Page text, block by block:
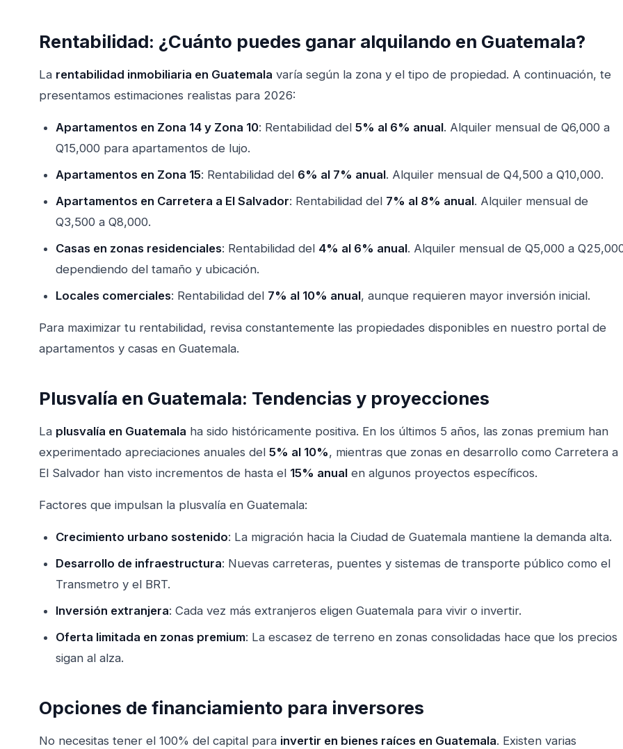
Rentabilidad: ¿Cuánto puedes ganar alquilando en Guatemala?
La rentabilidad inmobiliaria en Guatemala varía según la zona y el tipo de propiedad. A continuación, te
presentamos estimaciones realistas para 2026:
Apartamentos en Zona 14 y Zona 10: Rentabilidad del 5% al 6% anual. Alquiler mensual de Q6,000 a
Q15,000 para apartamentos de lujo.
Apartamentos en Zona 15: Rentabilidad del 6% al 7% anual. Alquiler mensual de Q4,500 a Q10,000.
Apartamentos en Carretera a El Salvador: Rentabilidad del 7% al 8% anual. Alquiler mensual de
Q3,500 a Q8,000.
Casas en zonas residenciales: Rentabilidad del 4% al 6% anual. Alquiler mensual de Q5,000 a
dependiendo del tamaño y ubicación.
Locales comerciales: Rentabilidad del 7% al 10% anual, aunque requieren mayor inversión inicial.
Para maximizar tu rentabilidad, revisa constantemente las propiedades disponibles en nuestro portal de
apartamentos y casas en Guatemala.
Plusvalía en Guatemala: Tendencias y proyecciones
La plusvalía en Guatemala ha sido históricamente positiva. En los últimos 5 años, las zonas premium han
experimentado apreciaciones anuales del 5% al 10%, mientras que zonas en desarrollo como Carretera a
El Salvador han visto incrementos de hasta el 15% anual en algunos proyectos específicos.
Factores que impulsan la plusvalía en Guatemala:
Crecimiento urbano sostenido: La migración hacia la Ciudad de Guatemala mantiene la demanda alta.
Desarrollo de infraestructura: Nuevas carreteras, puentes y sistemas de transporte público como el
Transmetro y el BRT.
Inversión extranjera: Cada vez más extranjeros eligen Guatemala para vivir o invertir.
Oferta limitada en zonas premium: La escasez de terreno en zonas consolidadas hace que los precios
sigan al alza.
Opciones de financiamiento para inversores
No necesitas tener el 100% del capital para invertir en bienes raíces en Guatemala. Existen varias